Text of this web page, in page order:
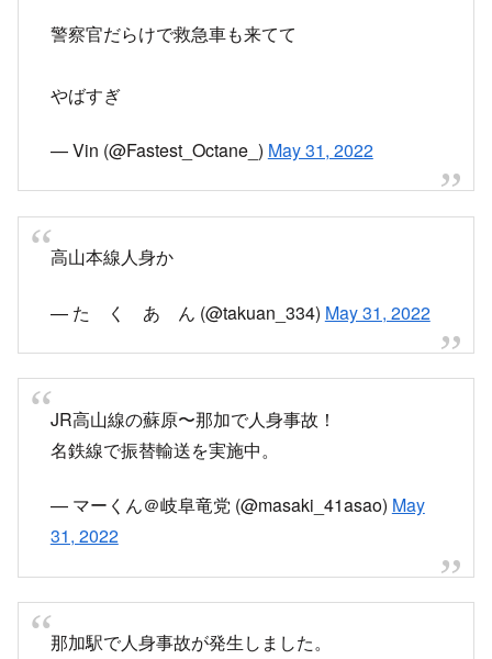
警察官だらけで救急車も来てて
やばすぎ
— Vin (@Fastest_Octane_) May 31, 2022
高山本線人身か
— た く あ ん (@takuan_334) May 31, 2022
JR高山線の蘇原〜那加で人身事故！
名鉄線で振替輸送を実施中。
— マーくん＠岐阜竜党 (@masaki_41asao) May
31, 2022
那加駅で人身事故が発生しました。